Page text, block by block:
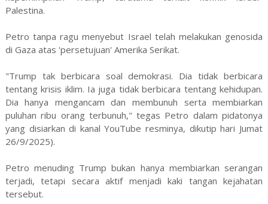
Palestina.
Petro tanpa ragu menyebut Israel telah melakukan genosida
di Gaza atas 'persetujuan' Amerika Serikat.
"Trump tak berbicara soal demokrasi. Dia tidak berbicara
tentang krisis iklim. Ia juga tidak berbicara tentang kehidupan.
Dia hanya mengancam dan membunuh serta membiarkan
puluhan ribu orang terbunuh," tegas Petro dalam pidatonya
yang disiarkan di kanal YouTube resminya, dikutip hari Jumat
26/9/2025).
Petro menuding Trump bukan hanya membiarkan serangan
terjadi, tetapi secara aktif menjadi kaki tangan kejahatan
tersebut.